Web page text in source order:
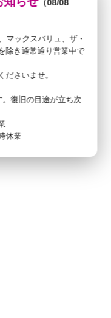
（08/08
マックスバリュ、ザ・
除き通常通り営業中で
ださいませ。
復旧の目途が立ち次
休業